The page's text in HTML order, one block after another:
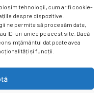
tehnologii, cum ar fi cookie-
despre dispozitive.
ne permite să procesăm date,
ID-uri unice pe acest site. Dacă
dat poate avea
și funcții.